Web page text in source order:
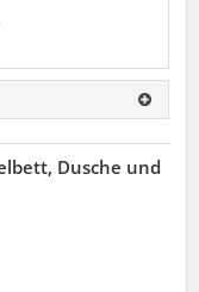
Dusche und